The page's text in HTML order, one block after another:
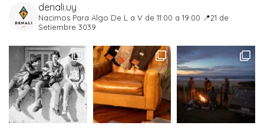
denali.uy
Nacimos Para Algo De L a V de 11:00 a 19:00 📍21 de
Setiembre 3039